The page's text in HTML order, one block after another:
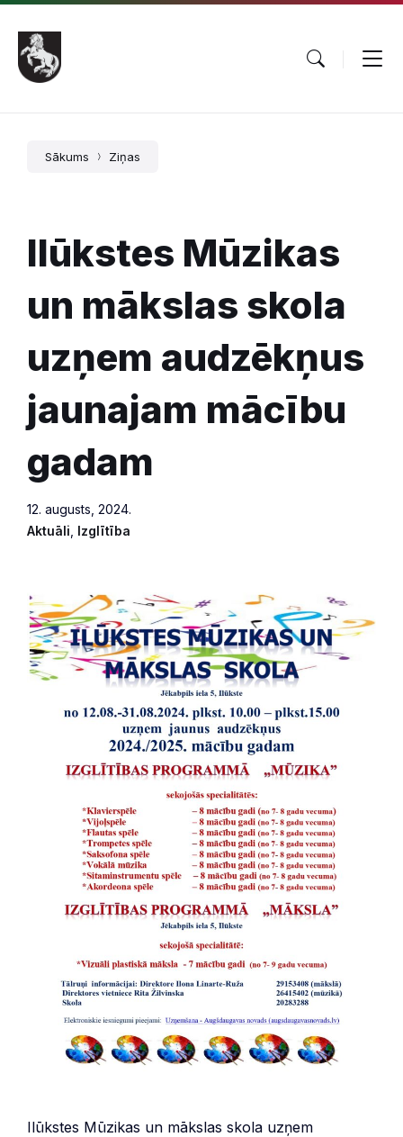
Pāriet
saturu
Skip
main
navigation
Skip
footer
Sākums Ziņas
Ilūkstes Mūzikas
un mākslas skola
uzņem audzēkņus
jaunajam mācību
gadam
12. augusts, 2024.
Aktuāli Izglītība
Ilūkstes Mūzikas un mākslas skola uzņem